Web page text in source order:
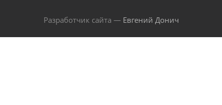
Разработчик сайта — Евгений Донич